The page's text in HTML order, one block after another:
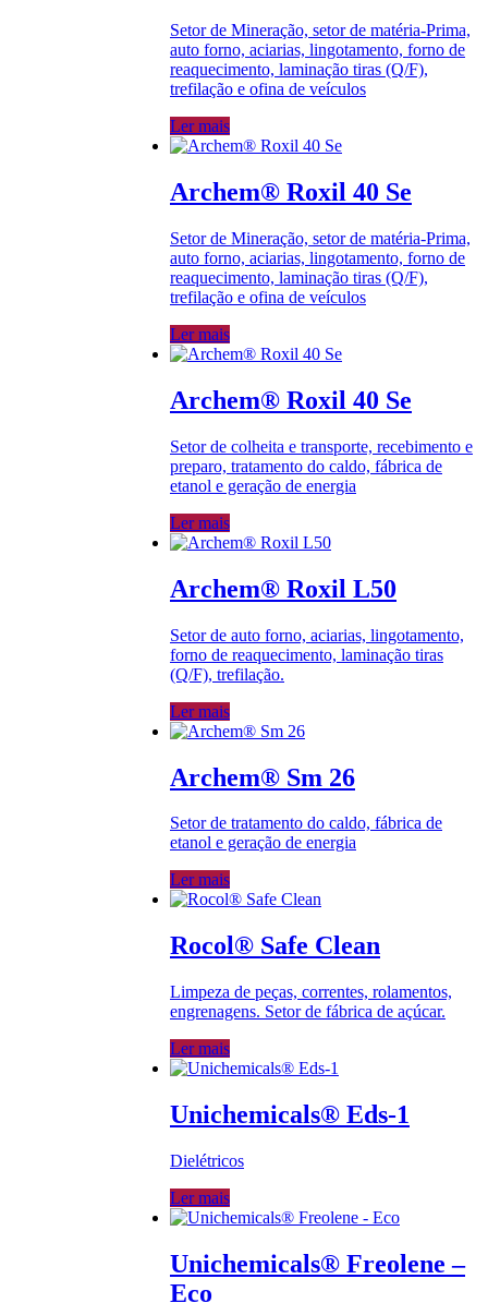
Setor de Mineração, setor de matéria-Prima,
auto forno, aciarias, lingotamento, forno de
reaquecimento, laminação tiras (Q/F),
trefilação e ofina de veículos
Ler mais
Archem® Roxil 40 Se
Setor de Mineração, setor de matéria-Prima,
auto forno, aciarias, lingotamento, forno de
reaquecimento, laminação tiras (Q/F),
trefilação e ofina de veículos
Ler mais
Archem® Roxil 40 Se
Setor de colheita e transporte, recebimento e
preparo, tratamento do caldo, fábrica de
etanol e geração de energia
Ler mais
Archem® Roxil L50
Setor de auto forno, aciarias, lingotamento,
forno de reaquecimento, laminação tiras
(Q/F), trefilação.
Ler mais
Archem® Sm 26
Setor de tratamento do caldo, fábrica de
etanol e geração de energia
Ler mais
Rocol® Safe Clean
Limpeza de peças, correntes, rolamentos,
engrenagens. Setor de fábrica de açúcar.
Ler mais
Unichemicals® Eds-1
Dielétricos
Ler mais
Unichemicals® Freolene –
Eco